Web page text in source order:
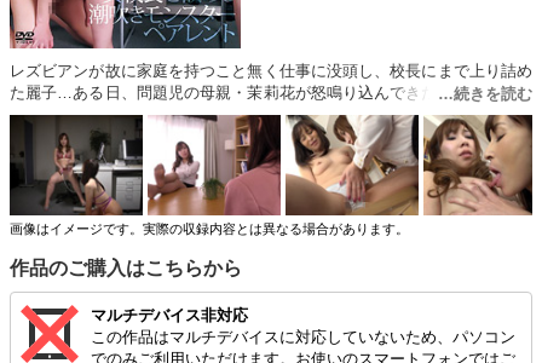
レズビアンが故に家庭を持つこと無く仕事に没頭し、校長にまで上り詰め
た麗子…ある日、問題児の母親・茉莉花が怒鳴り込んできた。うちの息子
は悪くないのに、と。茉莉花は麗子のオドオド謝罪する姿に欲情してしま
う…初めて知るオンナの愛撫、茉莉花は堪らず潮を吹く…麗子を従僕に仕
立てあげ、2人はどろどろの愛欲まみれ潮まみれレズセックスに耽る…
画像はイメージです。実際の収録内容とは異なる場合があります。
作品のご購入はこちらから
マルチデバイス非対応
この作品はマルチデバイスに対応していないため、パソコン
でのみご利用いただけます。お使いのスマートフォンではご